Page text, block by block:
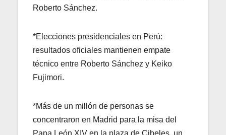
Roberto Sánchez.
*Elecciones presidenciales en Perú:
resultados oficiales mantienen empate
técnico entre Roberto Sánchez y Keiko
Fujimori.
*Más de un millón de personas se
concentraron en Madrid para la misa del
Papa León XIV en la plaza de Cibeles, un